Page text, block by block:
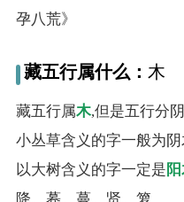
典
宝
宝
取
名
名
字
打
分
生
辰
起
名
大
师
起
名
孕八荒》
藏五行属什么： 木
藏五行属木,但是五行分
小丛草含义的字一般为阴
以大树含义的字一定是